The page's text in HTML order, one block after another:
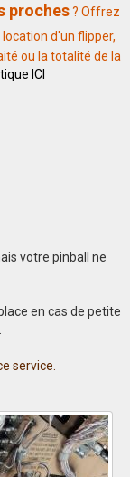
proches? Offrez
location d'un flipper,
ou la totalité de la
ICI
votre pinball ne
en cas de petite
service.